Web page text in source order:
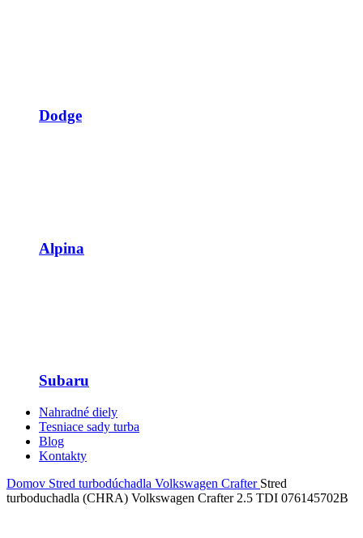
Dodge
Alpina
Subaru
Nahradné diely
Tesniace sady turba
Blog
Kontakty
Domov Stred turbodúchadla Volkswagen Crafter Stred
turboduchadla (CHRA) Volkswagen Crafter 2.5 TDI 076145702B